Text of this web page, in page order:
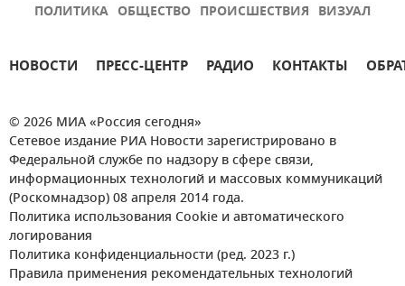
ПОЛИТИКА ОБЩЕСТВО ПРОИСШЕСТВИЯ ВИЗУАЛ
НОВОСТИ ПРЕСС-ЦЕНТР РАДИО КОНТАКТЫ
© 2026 МИА «Россия сегодня»
Сетевое издание РИА Новости зарегистрировано в
Федеральной службе по надзору в сфере связи,
информационных технологий и массовых коммуникаций
(Роскомнадзор) 08 апреля 2014 года.
Политика использования Cookie и автоматического
логирования
Политика конфиденциальности (ред. 2023 г.)
Правила применения рекомендательных технологий